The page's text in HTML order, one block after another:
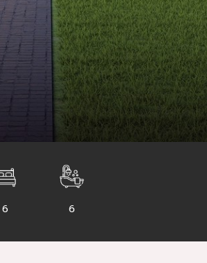
6 6